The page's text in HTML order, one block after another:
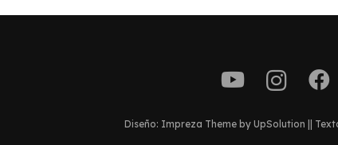
Diseño: Impreza Theme by UpSolution ||